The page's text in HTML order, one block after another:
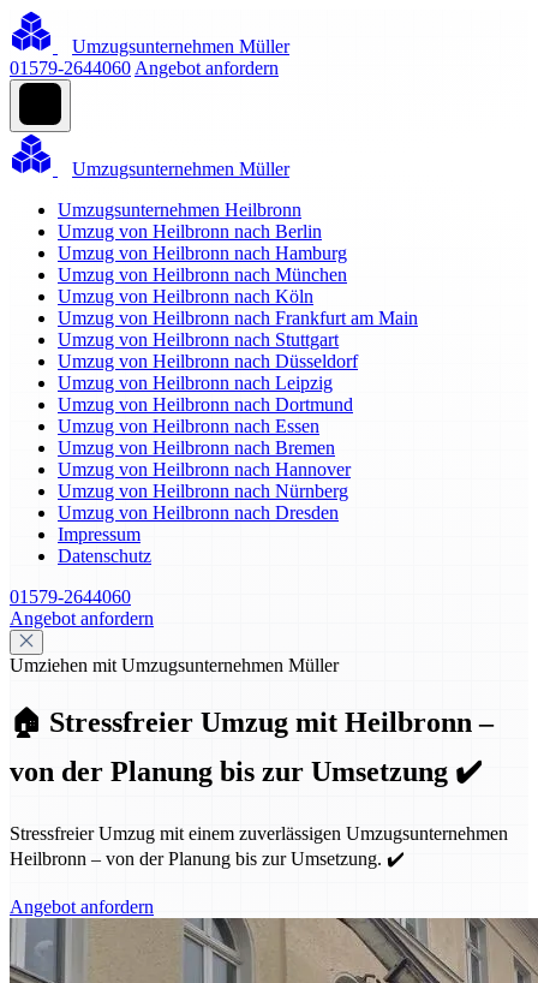
Umzugsunternehmen Müller
01579-2644060 Angebot anfordern
Umzugsunternehmen Müller
Umzugsunternehmen Heilbronn
Umzug von Heilbronn nach Berlin
Umzug von Heilbronn nach Hamburg
Umzug von Heilbronn nach München
Umzug von Heilbronn nach Köln
Umzug von Heilbronn nach Frankfurt am Main
Umzug von Heilbronn nach Stuttgart
Umzug von Heilbronn nach Düsseldorf
Umzug von Heilbronn nach Leipzig
Umzug von Heilbronn nach Dortmund
Umzug von Heilbronn nach Essen
Umzug von Heilbronn nach Bremen
Umzug von Heilbronn nach Hannover
Umzug von Heilbronn nach Nürnberg
Umzug von Heilbronn nach Dresden
Impressum
Datenschutz
01579-2644060
Angebot anfordern
Umziehen mit Umzugsunternehmen Müller
🏠 Stressfreier Umzug mit Heilbronn –
von der Planung bis zur Umsetzung ✔️
Stressfreier Umzug mit einem zuverlässigen Umzugsunternehmen
Heilbronn – von der Planung bis zur Umsetzung. ✔️
Angebot anfordern